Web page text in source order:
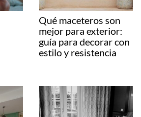
Qué maceteros son
mejor para exterior:
guía para decorar con
estilo y resistencia